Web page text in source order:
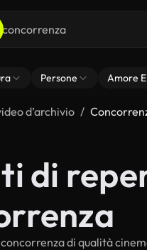
Persone Amore
d’archivio
di
di qualità